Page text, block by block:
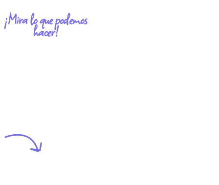
¡Mira lo que podemos
hacer!